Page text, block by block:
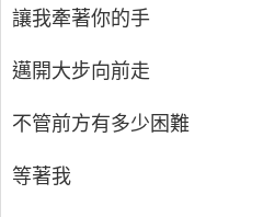
讓我牽著你的手
邁開大步向前走
不管前方有多少困難
等著我